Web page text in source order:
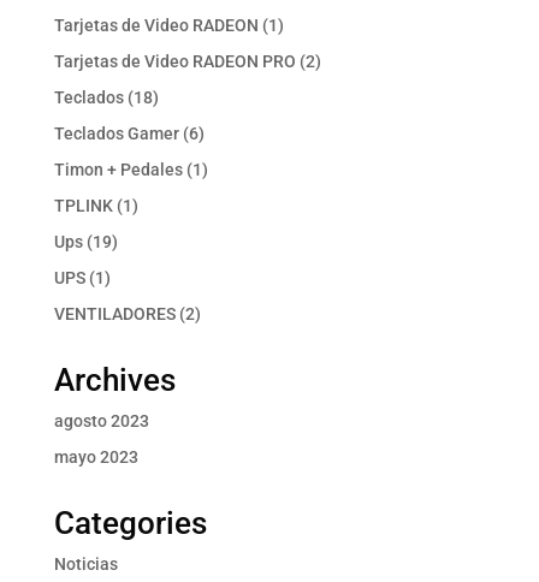
productos
Tarjetas de Video RADEON 11
producto
Tarjetas de Video RADEON PRO 22
Teclados 1818
productos
Teclados Gamer 66
productos
Timon + Pedales 11
TPLINK 11
Ups 1919
UPS 11
producto
VENTILADORES 22
Archives
agosto 2023
mayo 2023
Categories
Noticias